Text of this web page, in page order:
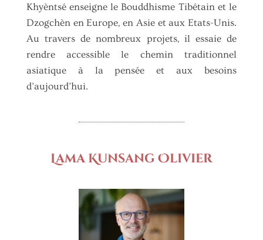
Khyèntsé enseigne le Bouddhisme Tibétain et le
Dzogchèn en Europe, en Asie et aux Etats-Unis.
Au travers de nombreux projets, il essaie de
rendre accessible le chemin traditionnel
asiatique à la pensée et aux besoins
d’aujourd’hui.
Lama Kunsang Olivier